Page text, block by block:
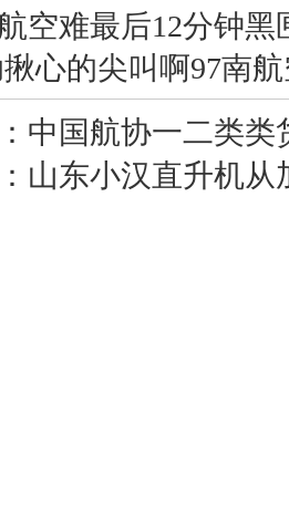
空难最后12分钟
心的尖叫啊97南
中国航协一二类类
山东小汉直升机从